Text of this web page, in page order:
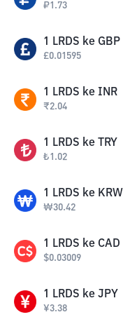
₽1.73
1 LRDS ke GBP
£0.01595
1 LRDS ke INR
₹2.04
1 LRDS ke TRY
₺1.02
1 LRDS ke KRW
₩30.42
1 LRDS ke CAD
$0.03009
1 LRDS ke JPY
¥3.38